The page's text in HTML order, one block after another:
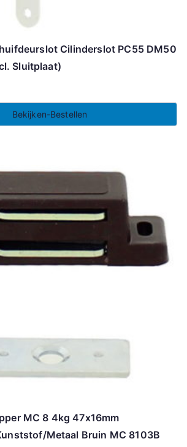
Cilinderslot PC55 DM50
Sluitplaat)
Bekijken-Bestellen
MC 8 4kg 47x16mm
Metaal Bruin MC 8103B